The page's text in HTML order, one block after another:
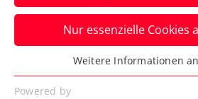
News filtern
Nur essenzielle Cookies
Essenziell
Essenzielle Cookies werden für
Weitere Informationen
Powered by